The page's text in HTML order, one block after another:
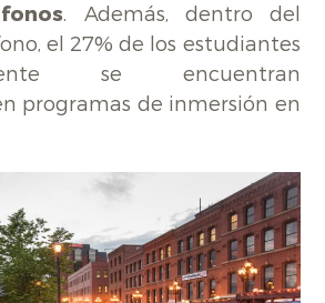
. Además, dentro del
el 27% de los estudiantes
se encuentran
programas de inmersión en